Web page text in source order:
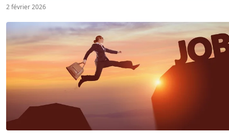
2 février 2026